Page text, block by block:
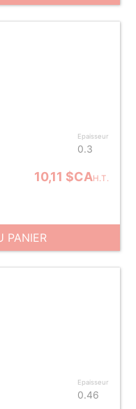
Epaisseur
0.3
10,11 $CAH.T.
PANIER
Epaisseur
0.46